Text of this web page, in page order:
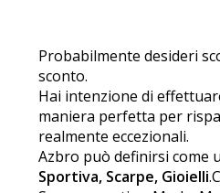
Probabilmente desideri
sconto.
Hai intenzione di
maniera perfetta per
realmente eccezionali.
Azbro può definirsi come
Sportiva, Scarpe, Gioielli